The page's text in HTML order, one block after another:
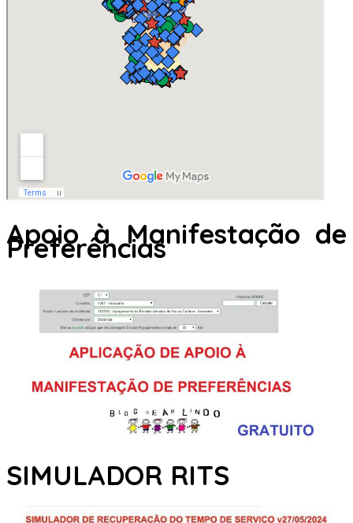
Apoio à Manifestação de
Preferências
SIMULADOR RITS